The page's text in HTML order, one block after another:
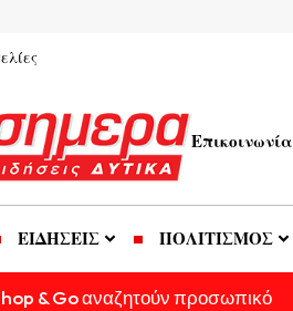
Επικοινωνία
ΕΙΔΗΣΕΙΣ ΠΟΛΙΤΙΣΜΟΣ
& Go αναζητούν προσωπικό